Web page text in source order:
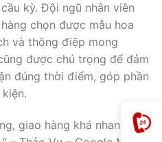
kỳ. Đội ngũ nhân viên
chọn được mẫu hoa
và thông điệp mong
được chú trọng để đảm
đúng thời điểm, góp phần
giao hàng khá nhanh. Phù